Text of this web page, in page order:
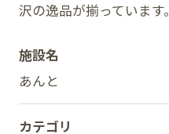
沢の逸品が揃っています。
施設名
あんと
カテゴリ